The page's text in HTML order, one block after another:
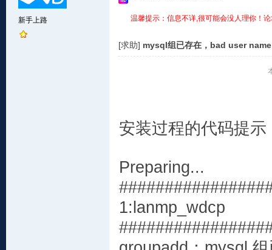
新手上路 温馨提示：信息不详,很可能会没人理你！
[求助] mysql组已存在，bad user
安装过程的代码提示